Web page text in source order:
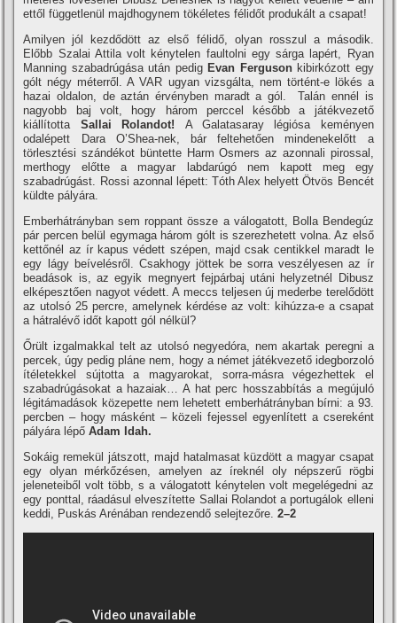
ettől függetlenül majdhogynem tökéletes félidőt produkált a csapat!
Amilyen jól kezdődött az első félidő, olyan rosszul a második.
Előbb Szalai Attila volt kénytelen faultolni egy sárga lapért, Ryan
Manning szabadrúgása után pedig Evan Ferguson kibirkózott egy
gólt négy méterről. A VAR ugyan vizsgálta, nem történt-e lökés a
hazai oldalon, de aztán érvényben maradt a gól. Talán ennél is
nagyobb baj volt, hogy három perccel később a játékvezető
kiállította Sallai Rolandot! A Galatasaray légiósa keményen
odalépett Dara O’Shea-nek, bár feltehetően mindenekelőtt a
törlesztési szándékot büntette Harm Osmers az azonnali pirossal,
merthogy előtte a magyar labdarúgó nem kapott meg egy
szabadrúgást. Rossi azonnal lépett: Tóth Alex helyett Ötvös Bencét
küldte pályára.
Emberhátrányban sem roppant össze a válogatott, Bolla Bendegúz
pár percen belül egymaga három gólt is szerezhetett volna. Az első
kettőnél az ír kapus védett szépen, majd csak centikkel maradt le
egy lágy beívelésről. Csakhogy jöttek be sorra veszélyesen az ír
beadások is, az egyik megnyert fejpárbaj utáni helyzetnél Dibusz
elképesztően nagyot védett. A meccs teljesen új mederbe terelődött
az utolsó 25 percre, amelynek kérdése az volt: kihúzza-e a csapat
a hátralévő időt kapott gól nélkül?
Őrült izgalmakkal telt az utolsó negyedóra, nem akartak peregni a
percek, úgy pedig pláne nem, hogy a német játékvezető idegborzoló
ítéletekkel sújtotta a magyarokat, sorra-másra végezhettek el
szabadrúgásokat a hazaiak… A hat perc hosszabbítás a megújuló
légitámadások közepette nem lehetett emberhátrányban bírni: a 93.
percben – hogy másként – közeli fejessel egyenlített a csereként
pályára lépőAdam Idah.
Sokáig remekül játszott, majd hatalmasat küzdött a magyar csapat
egy olyan mérkőzésen, amelyen az íreknél oly népszerű rögbi
jeleneteiből volt több, s a válogatott kénytelen volt megelégedni az
egy ponttal, ráadásul elveszítette Sallai Rolandot a portugálok elleni
keddi, Puskás Arénában rendezendő selejtezőre.2–2